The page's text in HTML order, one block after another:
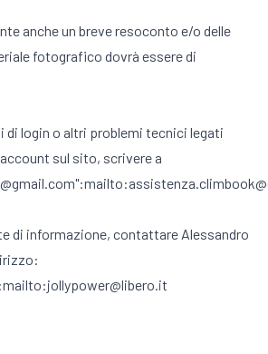
anche un breve resoconto e/o delle
fotografico dovrà essere di
di login o altri problemi tecnici legati
sul sito, scrivere a
di informazione, contattare Alessandro